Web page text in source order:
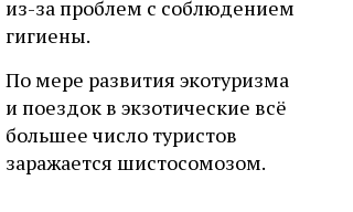
из-за проблем с соблюдением
гигиены.
По мере развития экотуризма
и поездок в экзотические всё
большее число туристов
заражается шистосомозом.